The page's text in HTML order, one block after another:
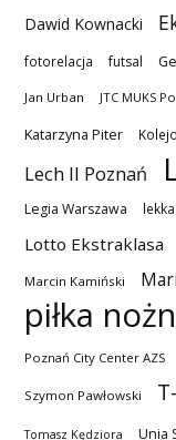
Dawid Kownacki
fotorelacja futsal
Jan Urban JTC MUKS
Katarzyna Piter
Lech II Poznań
Legia Warszawa
Lotto Ekstraklasa
Marcin Kamiński
piłka
Poznań City Center AZS
Szymon Pawłowski
Tomasz Kędziora Unia